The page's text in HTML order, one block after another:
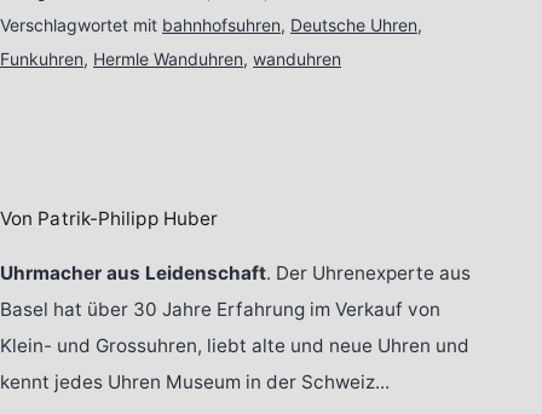
Verschlagwortet mit bahnhofsuhren, Deutsche Uhren,
Funkuhren, Hermle Wanduhren, wanduhren
Von Patrik-Philipp Huber
Uhrmacher aus Leidenschaft. Der Uhrenexperte aus
Basel hat über 30 Jahre Erfahrung im Verkauf von
Klein- und Grossuhren, liebt alte und neue Uhren und
kennt jedes Uhren Museum in der Schweiz...